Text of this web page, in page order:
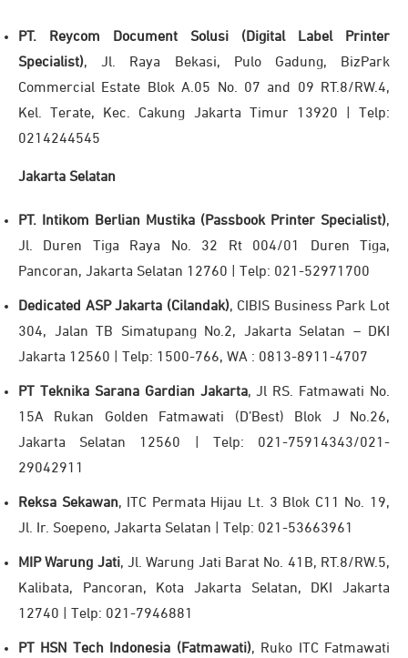
PT. Reycom Document Solusi (Digital Label Printer
Specialist), Jl. Raya Bekasi, Pulo Gadung, BizPark
Commercial Estate Blok A.05 No. 07 and 09 RT.8/RW.4,
Kel. Terate, Kec. Cakung Jakarta Timur 13920 | Telp:
0214244545
Jakarta Selatan
PT. Intikom Berlian Mustika (Passbook Printer Specialist),
Jl. Duren Tiga Raya No. 32 Rt 004/01 Duren Tiga,
Pancoran, Jakarta Selatan 12760 | Telp: 021-52971700
Dedicated ASP Jakarta (Cilandak), CIBIS Business Park Lot
304, Jalan TB Simatupang No.2, Jakarta Selatan – DKI
Jakarta 12560 | Telp: 1500-766, WA : 0813-8911-4707
PT Teknika Sarana Gardian Jakarta, Jl RS. Fatmawati No.
15A Rukan Golden Fatmawati (D’Best) Blok J No.26,
Jakarta Selatan 12560 | Telp: 021-75914343/021-
29042911
Reksa Sekawan, ITC Permata Hijau Lt. 3 Blok C11 No. 19,
Jl. Ir. Soepeno, Jakarta Selatan | Telp: 021-53663961
MIP Warung Jati, Jl. Warung Jati Barat No. 41B, RT.8/RW.5,
Kalibata, Pancoran, Kota Jakarta Selatan, DKI Jakarta
12740 | Telp: 021-7946881
PT HSN Tech Indonesia (Fatmawati), Ruko ITC Fatmawati